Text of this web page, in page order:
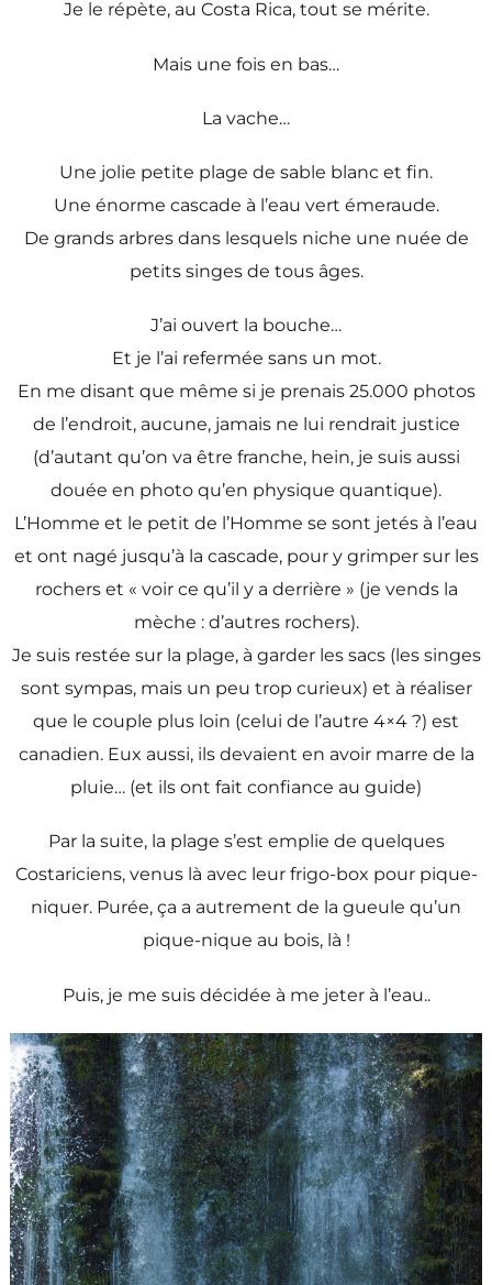
Je le répète, au Costa Rica, tout se mérite.
Mais une fois en bas…
La vache…
Une jolie petite plage de sable blanc et fin.
Une énorme cascade à l’eau vert émeraude.
De grands arbres dans lesquels niche une nuée de
petits singes de tous âges.
J’ai ouvert la bouche…
Et je l’ai refermée sans un mot.
En me disant que même si je prenais 25.000 photos
de l’endroit, aucune, jamais ne lui rendrait justice
(d’autant qu’on va être franche, hein, je suis aussi
douée en photo qu’en physique quantique).
L’Homme et le petit de l’Homme se sont jetés à l’eau
et ont nagé jusqu’à la cascade, pour y grimper sur les
rochers et « voir ce qu’il y a derrière » (je vends la
mèche : d’autres rochers).
Je suis restée sur la plage, à garder les sacs (les singes
sont sympas, mais un peu trop curieux) et à réaliser
que le couple plus loin (celui de l’autre 4×4 ?) est
canadien. Eux aussi, ils devaient en avoir marre de la
pluie… (et ils ont fait confiance au guide)
Par la suite, la plage s’est emplie de quelques
Costariciens, venus là avec leur frigo-box pour pique-
niquer. Purée, ça a autrement de la gueule qu’un
pique-nique au bois, là !
Puis, je me suis décidée à me jeter à l’eau..